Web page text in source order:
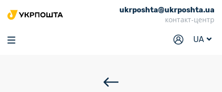
ukrposhta@ukrposhta.ua
контакт-центр
UA
Головна
Маркет